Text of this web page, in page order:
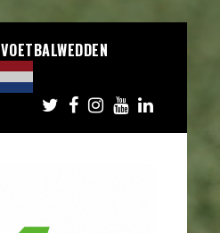
VOETBALWEDDEN